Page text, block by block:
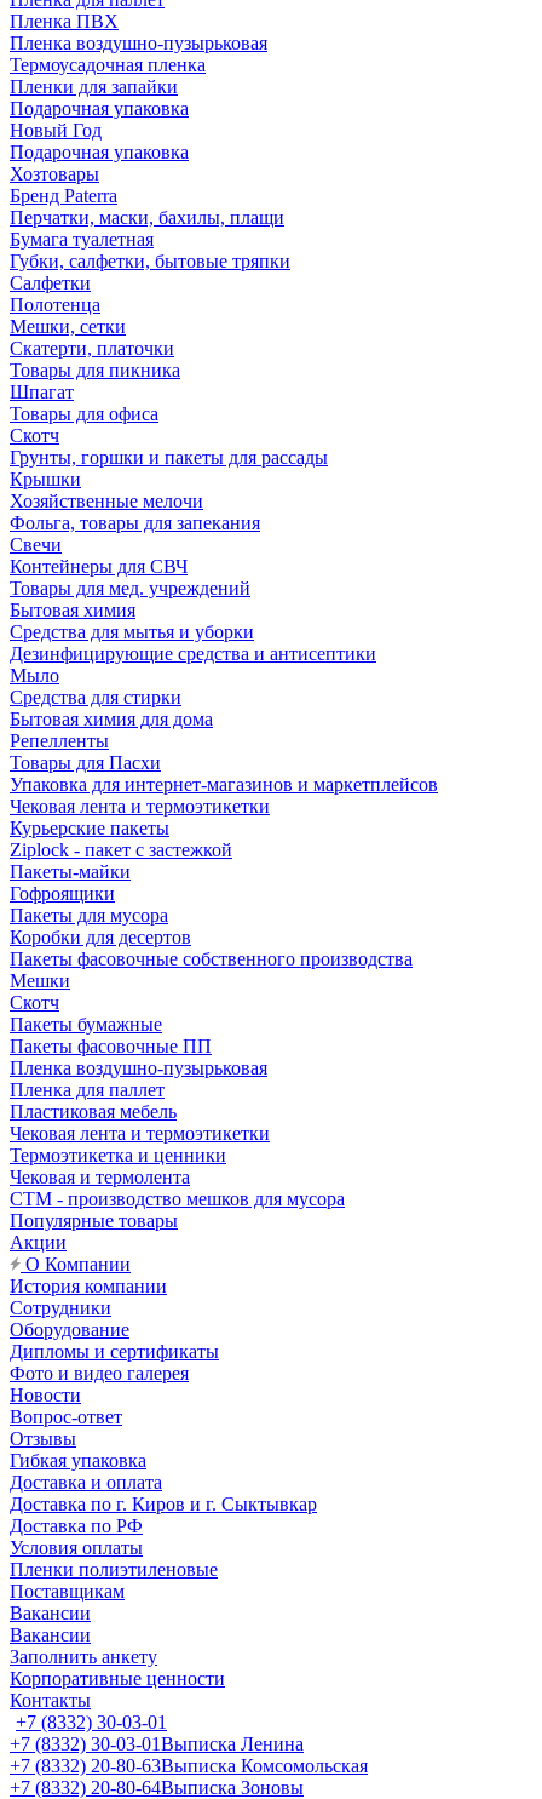
Пленка ПВХ
Пленка воздушно-пузырьковая
Термоусадочная пленка
Пленки для запайки
Подарочная упаковка
Новый Год
Подарочная упаковка
Хозтовары
Бренд Paterra
Перчатки, маски, бахилы, плащи
Бумага туалетная
Губки, салфетки, бытовые тряпки
Салфетки
Полотенца
Мешки, сетки
Скатерти, платочки
Товары для пикника
Шпагат
Товары для офиса
Скотч
Грунты, горшки и пакеты для рассады
Крышки
Хозяйственные мелочи
Фольга, товары для запекания
Свечи
Контейнеры для СВЧ
Товары для мед. учреждений
Бытовая химия
Средства для мытья и уборки
Дезинфицирующие средства и антисептики
Мыло
Средства для стирки
Бытовая химия для дома
Репелленты
Товары для Пасхи
Упаковка для интернет-магазинов и маркетплейсов
Чековая лента и термоэтикетки
Курьерские пакеты
Ziplock - пакет с застежкой
Пакеты-майки
Гофроящики
Пакеты для мусора
Коробки для десертов
Пакеты фасовочные собственного производства
Мешки
Скотч
Пакеты бумажные
Пакеты фасовочные ПП
Пленка воздушно-пузырьковая
Пленка для паллет
Пластиковая мебель
Чековая лента и термоэтикетки
Термоэтикетка и ценники
Чековая и термолента
СТМ - производство мешков для мусора
Популярные товары
Акции
О Компании
История компании
Сотрудники
Оборудование
Дипломы и сертификаты
Фото и видео галерея
Новости
Вопрос-ответ
Отзывы
Гибкая упаковка
Доставка и оплата
Доставка по г. Киров и г. Сыктывкар
Доставка по РФ
Условия оплаты
Пленки полиэтиленовые
Поставщикам
Вакансии
Вакансии
Заполнить анкету
Корпоративные ценности
Контакты
+7 (8332) 30-03-01
+7 (8332) 30-03-01Выписка Ленина
+7 (8332) 20-80-63Выписка Комсомольская
+7 (8332) 20-80-64Выписка Зоновы